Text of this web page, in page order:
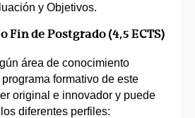
y Objetivos.
Fin de Postgrado (4,5 ECTS)
área de conocimiento
formativo de este
original e innovador y puede
diferentes perfiles: